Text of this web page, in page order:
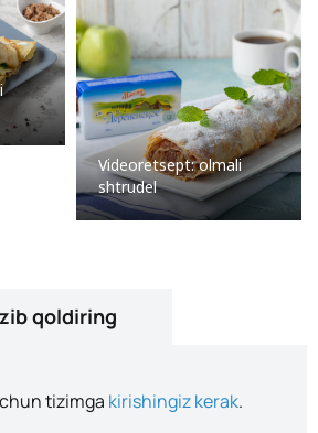
Videoretsept: olmali
shtrudel
qoldiring
tizimga kirishingiz kerak.